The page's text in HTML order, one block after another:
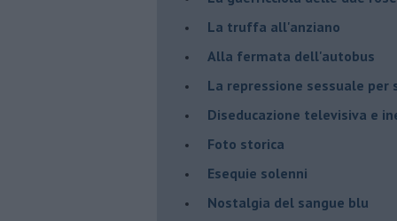
La truffa all'anziano
Alla fermata dell'autobus
La repressione sessuale per
Diseducazione televisiva e
Foto storica
Esequie solenni
Nostalgia del sangue blu